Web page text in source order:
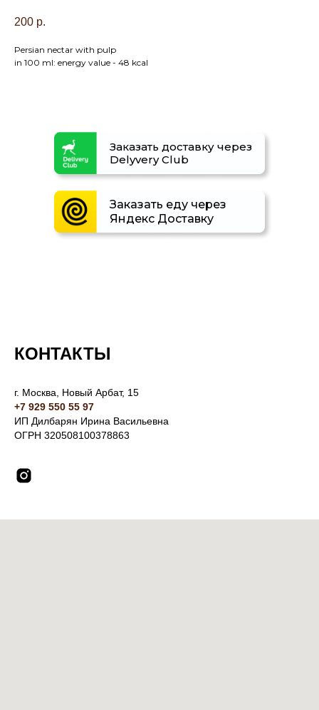
200 р.
Persian nectar with pulp
in 100 ml: energy value - 48 kcal
Заказать доставку через
Delyvery Club
Заказать еду через
Яндекс Доставку
КОНТАКТЫ
г. Москва, Новый Арбат, 15
+7 929 550 55 97
ИП Дилбарян Ирина Васильевна
ОГРН 320508100378863